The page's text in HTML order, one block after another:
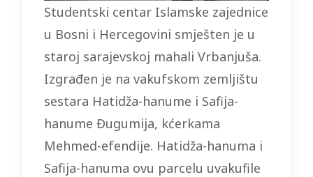
Studentski centar Islamske zajednice
u Bosni i Hercegovini smješten je u
staroj sarajevskoj mahali Vrbanjuša.
Izgrađen je na vakufskom zemljištu
sestara Hatidža-hanume i Safija-
hanume Đugumija, kćerkama
Mehmed-efendije. Hatidža-hanuma i
Safija-hanuma ovu parcelu uvakufile